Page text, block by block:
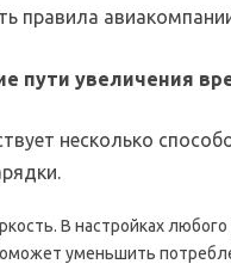
правила
пути увеличения
несколько
В настройках
уменьшить